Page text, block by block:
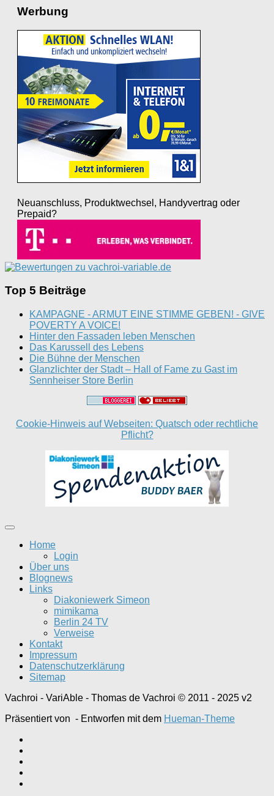
Werbung
Neuanschluss, Produktwechsel, Handyvertrag oder
Prepaid?
Top 5 Beiträge
KAMPAGNE - ARMUT EINE STIMME GEBEN! - GIVE
POVERTY A VOICE!
Hinter den Fassaden leben Menschen
Das Karussell des Lebens
Die Bühne der Menschen
Glanzlichter der Stadt – Hall of Fame zu Gast im
Sennheiser Store Berlin
Cookie-Hinweis auf Webseiten: Quatsch oder rechtliche
Pflicht?
Home
Login
Über uns
Blognews
Links
Diakoniewerk Simeon
mimikama
Berlin 24 TV
Verweise
Kontakt
Impressum
Datenschutzerklärung
Sitemap
Vachroi - VariAble - Thomas de Vachroi © 2011 - 2025 v2
Präsentiert von - Entworfen mit dem Hueman-Theme